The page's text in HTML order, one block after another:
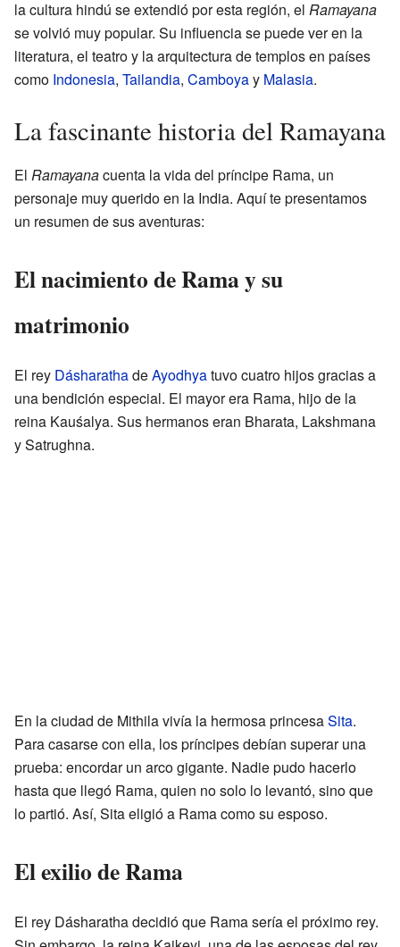
la cultura hindú se extendió por esta región, el Ramayana
se volvió muy popular. Su influencia se puede ver en la
literatura, el teatro y la arquitectura de templos en países
como Indonesia, Tailandia, Camboyay Malasia.
La fascinante historia del Ramayana
El Ramayanacuenta la vida del príncipe Rama, un
personaje muy querido en la India. Aquí te presentamos
un resumen de sus aventuras:
El nacimiento de Rama y su
matrimonio
El rey DásharathadeAyodhyatuvo cuatro hijos gracias a
una bendición especial. El mayor era Rama, hijo de la
reina Kauśalya. Sus hermanos eran Bharata, Lakshmana
y Satrughna.
En la ciudad de Mithila vivía la hermosa princesaSita.
Para casarse con ella, los príncipes debían superar una
prueba: encordar un arco gigante. Nadie pudo hacerlo
hasta que llegó Rama, quien no solo lo levantó, sino que
lo partió. Así, Sita eligió a Rama como su esposo.
El exilio de Rama
El rey Dásharatha decidió que Rama sería el próximo rey.